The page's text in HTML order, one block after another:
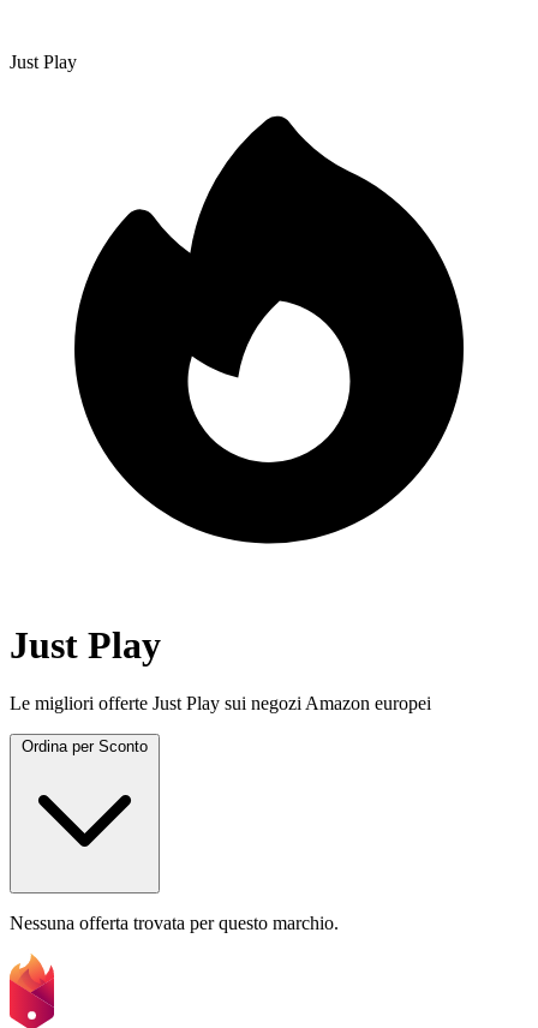
Just Play
Just Play
Le migliori offerte Just Play sui negozi Amazon europei
Ordina per Sconto
Nessuna offerta trovata per questo marchio.